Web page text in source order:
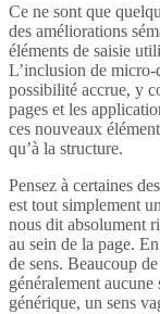
Ce ne sont que
des améliorations
éléments de saisie
L’inclusion de micro-
possibilité accrue, y
pages et les
ces nouveaux
qu’à la structure.
Pensez à certaines
est tout simplement
nous dit absolument
au sein de la page.
de sens. Beaucoup
généralement
générique, un sens